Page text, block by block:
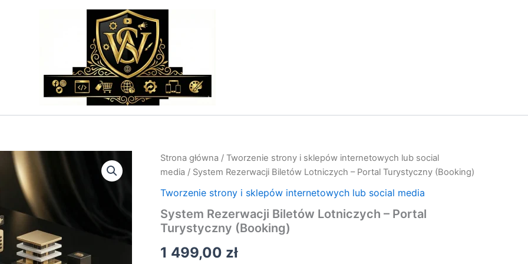
Strona główna / Tworzenie strony i sklepów internetowych lub social
media / System Rezerwacji Biletów Lotniczych – Portal Turystyczny (Booking)
Tworzenie strony i sklepów internetowych lub social media
System Rezerwacji Biletów Lotniczych – Portal
Turystyczny (Booking)
1 499,00 zł
ilość
System
Rezerwacji
Biletów
–
Portal
(Booking)